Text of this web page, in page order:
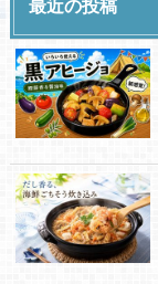
最近の投稿